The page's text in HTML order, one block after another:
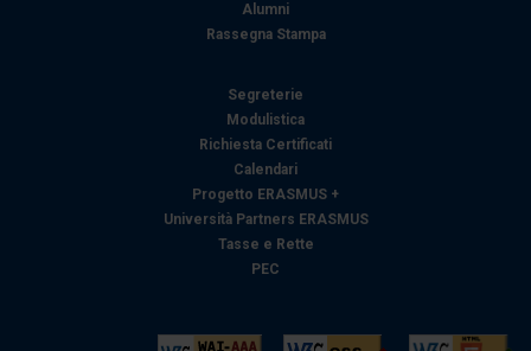
Alumni
Rassegna Stampa
Segreterie
Modulistica
Richiesta Certificati
Calendari
Progetto ERASMUS +
Università Partners ERASMUS
Tasse e Rette
PEC